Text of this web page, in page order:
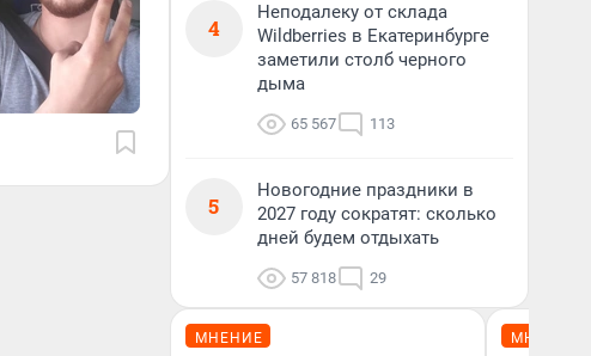
4
Неподалеку от склада
Wildberries в Екатеринбурге
заметили столб черного
дыма
65 567 113
5
Новогодние праздники в
2027 году сократят: сколько
дней будем отдыхать
57 818 29
МНЕНИЕ МНЕНИЕ